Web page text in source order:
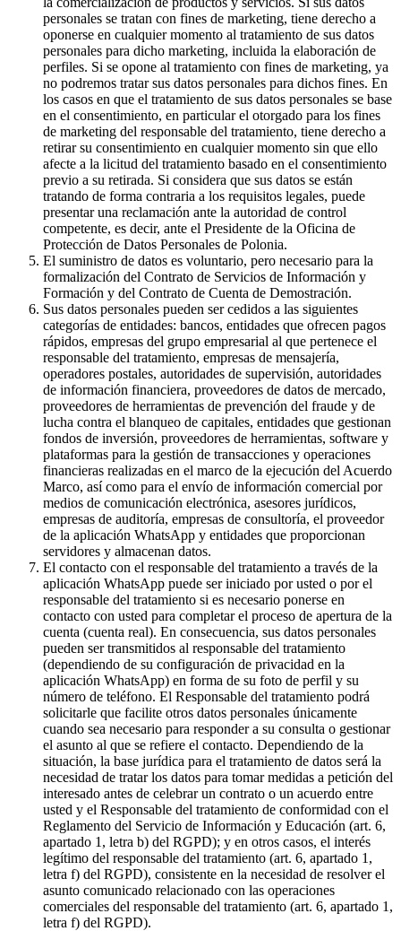
personales se tratan con fines de marketing, tiene derecho a
oponerse en cualquier momento al tratamiento de sus datos
personales para dicho marketing, incluida la elaboración de
perfiles. Si se opone al tratamiento con fines de marketing, ya
no podremos tratar sus datos personales para dichos fines. En
los casos en que el tratamiento de sus datos personales se base
en el consentimiento, en particular el otorgado para los fines
de marketing del responsable del tratamiento, tiene derecho a
retirar su consentimiento en cualquier momento sin que ello
afecte a la licitud del tratamiento basado en el consentimiento
previo a su retirada. Si considera que sus datos se están
tratando de forma contraria a los requisitos legales, puede
presentar una reclamación ante la autoridad de control
competente, es decir, ante el Presidente de la Oficina de
Protección de Datos Personales de Polonia.
El suministro de datos es voluntario, pero necesario para la
formalización del Contrato de Servicios de Información y
Formación y del Contrato de Cuenta de Demostración.
Sus datos personales pueden ser cedidos a las siguientes
categorías de entidades: bancos, entidades que ofrecen pagos
rápidos, empresas del grupo empresarial al que pertenece el
responsable del tratamiento, empresas de mensajería,
operadores postales, autoridades de supervisión, autoridades
de información financiera, proveedores de datos de mercado,
proveedores de herramientas de prevención del fraude y de
lucha contra el blanqueo de capitales, entidades que gestionan
fondos de inversión, proveedores de herramientas, software y
plataformas para la gestión de transacciones y operaciones
financieras realizadas en el marco de la ejecución del Acuerdo
Marco, así como para el envío de información comercial por
medios de comunicación electrónica, asesores jurídicos,
empresas de auditoría, empresas de consultoría, el proveedor
de la aplicación WhatsApp y entidades que proporcionan
servidores y almacenan datos.
El contacto con el responsable del tratamiento a través de la
aplicación WhatsApp puede ser iniciado por usted o por el
responsable del tratamiento si es necesario ponerse en
contacto con usted para completar el proceso de apertura de la
cuenta (cuenta real). En consecuencia, sus datos personales
pueden ser transmitidos al responsable del tratamiento
(dependiendo de su configuración de privacidad en la
aplicación WhatsApp) en forma de su foto de perfil y su
número de teléfono. El Responsable del tratamiento podrá
solicitarle que facilite otros datos personales únicamente
cuando sea necesario para responder a su consulta o gestionar
el asunto al que se refiere el contacto. Dependiendo de la
situación, la base jurídica para el tratamiento de datos será la
necesidad de tratar los datos para tomar medidas a petición del
interesado antes de celebrar un contrato o un acuerdo entre
usted y el Responsable del tratamiento de conformidad con el
Reglamento del Servicio de Información y Educación (art. 6,
apartado 1, letra b) del RGPD); y en otros casos, el interés
legítimo del responsable del tratamiento (art. 6, apartado 1,
letra f) del RGPD), consistente en la necesidad de resolver el
asunto comunicado relacionado con las operaciones
comerciales del responsable del tratamiento (art. 6, apartado 1,
letra f) del RGPD).